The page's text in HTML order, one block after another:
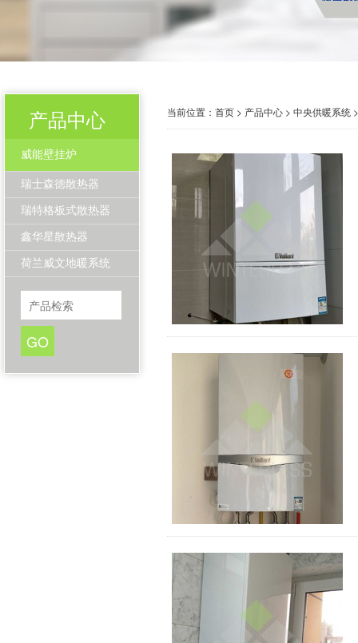
产品中心
威能壁挂炉
瑞士森德散热器
瑞特格板式散热器
鑫华星散热器
荷兰威文地暖系统
当前位置： 首页 > 产品中心 > 中央供暖系统